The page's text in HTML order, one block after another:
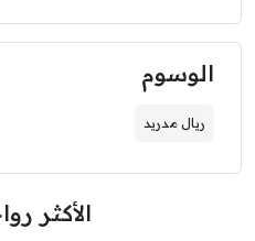
الوسوم
ريال مدريد
الأكثر